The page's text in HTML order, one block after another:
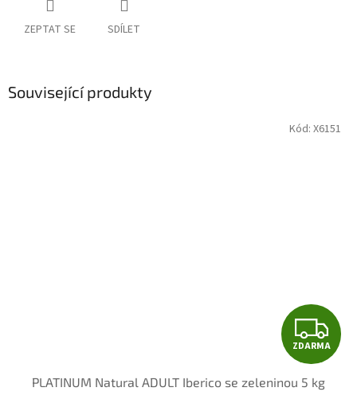
ZEPTAT SE SDÍLET
Související produkty
Z
D
ZDARMA
PLATINUM Natural ADULT Iberico se zeleninou 5 kg
Kód: X6151